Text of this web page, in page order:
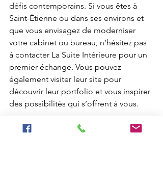
défis contemporains. Si vous êtes à
Saint-Étienne ou dans ses environs et
que vous envisagez de moderniser
votre cabinet ou bureau, n’hésitez pas
à contacter La Suite Intérieure pour un
premier échange. Vous pouvez
également visiter leur site pour
découvrir leur portfolio et vous inspirer
des possibilités qui s’offrent à vous.